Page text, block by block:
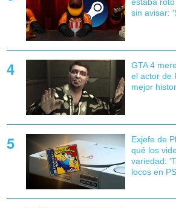
sin avisar:
GTA 4
el actor de
mejor
Exjefe de
qué los
variedad:
locos en